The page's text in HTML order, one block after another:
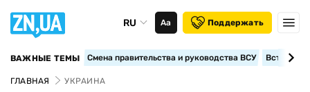
RU Аа Поддержать
ВАЖНЫЕ ТЕМЫ Смена правительства и руководства ВСУ
ГЛАВНАЯ УКРАИНА